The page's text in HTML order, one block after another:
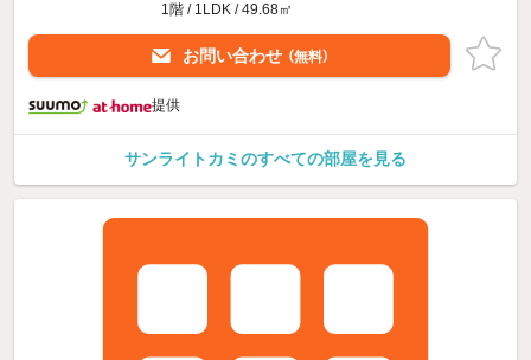
1階 / 1LDK / 49.68㎡
お問い合わせ （無料）
提供
サンライトカミのすべての部屋を見る